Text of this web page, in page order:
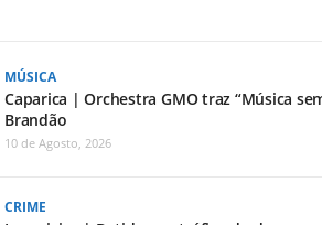
MÚSICA
Caparica | Orchestra GMO traz “Música
Brandão
10 de Agosto, 2026
CRIME